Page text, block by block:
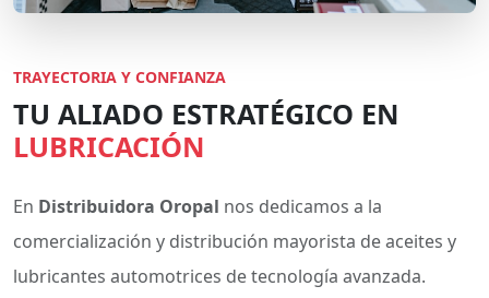
TRAYECTORIA Y CONFIANZA
TU ALIADO ESTRATÉGICO EN
LUBRICACIÓN
En Distribuidora Oropal nos dedicamos a la
comercialización y distribución mayorista de aceites y
lubricantes automotrices de tecnología avanzada.